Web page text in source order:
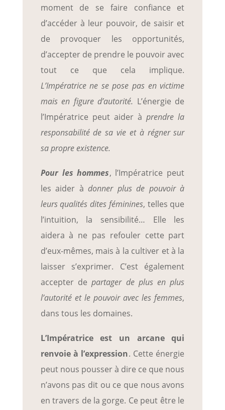
moment de se faire confiance et
d’accéder à leur pouvoir, de saisir et
de provoquer les opportunités,
d’accepter de prendre le pouvoir avec
tout ce que cela implique.
L’Impératrice ne se pose pas en victime
mais en figure d’autorité. L’énergie de
l’Impératrice peut aider àprendre la
responsabilité de sa vie et à régner sur
sa propre existence.
Pour les hommes, l’Impératrice peut
les aider àdonner plus de pouvoir à
leurs qualités dites féminines, telles que
l’intuition, la sensibilité… Elle les
aidera à ne pas refouler cette part
d’eux-mêmes, mais à la cultiver et à la
laisser s’exprimer. C’est également
accepter departager de plus en plus
l’autorité et le pouvoir avec les femmes,
dans tous les domaines.
L’Impératrice est un arcane qui
renvoie à l’expression. Cette énergie
peut nous pousser à dire ce que nous
n’avons pas dit ou ce que nous avons
en travers de la gorge. Ce peut être le